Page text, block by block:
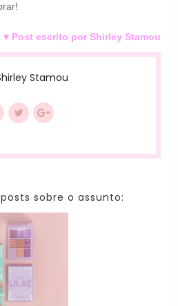
♥ Post escrito por Shirley Stamou
Stamou
sobre o assunto: